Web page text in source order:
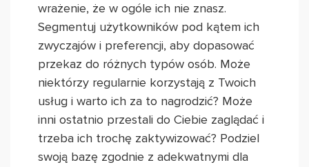
wrażenie, że w ogóle ich nie znasz.
Segmentuj użytkowników pod kątem ich
zwyczajów i preferencji, aby dopasować
przekaz do różnych typów osób. Może
niektórzy regularnie korzystają z Twoich
usług i warto ich za to nagrodzić? Może
inni ostatnio przestali do Ciebie zaglądać i
trzeba ich trochę zaktywizować? Podziel
swoją bazę zgodnie z adekwatnymi dla